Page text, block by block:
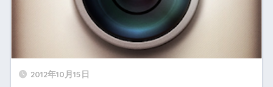
2012年10月15日